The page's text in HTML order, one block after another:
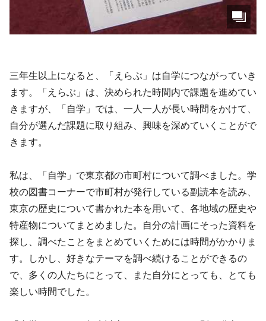
三年生以上になると、「えらぶ」は自学につながっていき
ます。「えらぶ」は、決められた時間内で課題を進めてい
きますが、「自学」では、一人一人が長い時間をかけて、
自分が選んだ課題に取り組み、興味を深めていくことがで
きます。
私は、「自学」で東京都の市町村について調べました。学
校の図書コーナーで市町村が発行している副読本を読み、
東京の歴史について書かれた本を用いて、各地域の歴史や
特産物についてまとめました。自分の計画にそった資料を
探し、調べたことをまとめていくためには時間がかかりま
す。しかし、好きなテーマを調べ続けることができるの
で、多くの人たちにとって、また自分にとっても、とても
楽しい時間でした。